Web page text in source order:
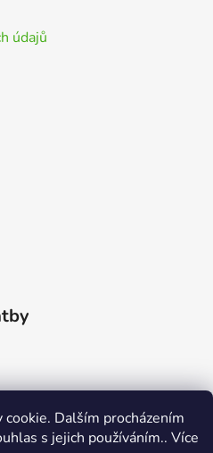
Dalším procházením
s jejich používáním.. Více
údajů